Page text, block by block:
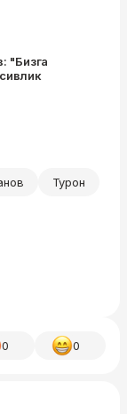
"Бизга
Турон
0 0